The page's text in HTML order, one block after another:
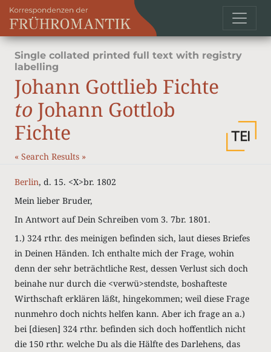
Single collated printed full text with registry
labelling
Johann Gottlieb Fichte
to Johann Gottlob
Fichte
« Search Results »
Berlin, d. 15. <X>br. 1802
Mein lieber Bruder,
In Antwort auf Dein Schreiben vom 3. 7br. 1801.
1.) 324 rthr. des meinigen befinden sich, laut dieses Briefes
in Deinen Händen. Ich enthalte mich der Frage, wohin
denn der sehr beträchtliche Rest, dessen Verlust sich doch
beinahe nur durch die <verwü>stendste, boshafteste
Wirthschaft erklären läßt, hingekommen; weil diese Frage
nunmehro doch nichts helfen kann. Aber ich frage an a.)
bei [diesen] 324 rthr. befinden sich doch hoffentlich nicht
die 150 rthr. welche Du als die Hälfte des Darlehens, das